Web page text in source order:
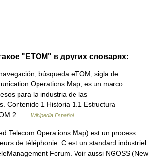
"ETOM" в других словарях:
búsqueda eTOM, sigla de
Operations Map, es un marco
para la industria de las
Contenido 1 Historia 1.1 Estructura
2 …
Wikipedia Español
Telecom Operations Map) est un process
de téléphonie. C est un standard industriel
Forum. Voir aussi NGOSS (New